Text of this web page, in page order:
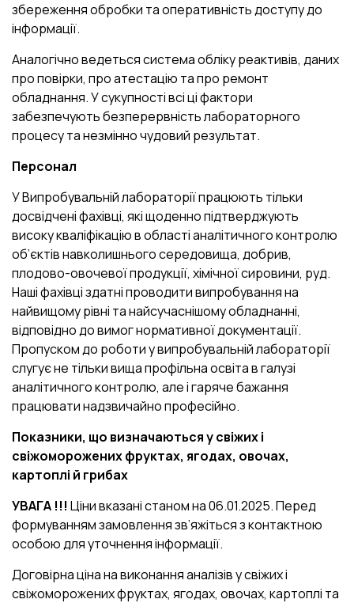
збереження обробки та оперативність доступу до
інформації.
Аналогічно ведеться система обліку реактивів, даних
про повірки, про атестацію та про ремонт
обладнання. У сукупності всі ці фактори
забезпечують безперервність лабораторного
процесу та незмінно чудовий результат.
Персонал
У Випробувальній лабораторії працюють тільки
досвідчені фахівці, які щоденно підтверджують
високу кваліфікацію в області аналітичного контролю
об’єктів навколишнього середовища, добрив,
плодово-овочевої продукції, хімічної сировини, руд.
Наші фахівці здатні проводити випробування на
найвищому рівні та найсучаснішому обладнанні,
відповідно до вимог нормативної документації.
Пропуском до роботи у випробувальній лабораторії
слугує не тільки вища профільна освіта в галузі
аналітичного контролю, але і гаряче бажання
працювати надзвичайно професійно.
Показники, що визначаються у свіжих і
свіжоморожених фруктах, ягодах, овочах,
картоплі й грибах
УВАГА !!! Ціни вказані станом на 06.01.2025. Перед
формуванням замовлення зв’яжіться з контактною
особою для уточнення інформації.
Договірна ціна на виконання аналізів у свіжих і
свіжоморожених фруктах, ягодах, овочах, картоплі та